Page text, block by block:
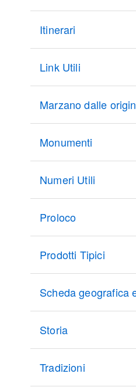
Itinerari
Link Utili
Marzano dalle
Monumenti
Numeri Utili
Proloco
Prodotti Tipici
Scheda geografica
Storia
Tradizioni